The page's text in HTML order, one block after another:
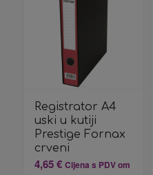
Registrator A4
uski u kutiji
Prestige Fornax
crveni
4,65€ Cijena s PDV om